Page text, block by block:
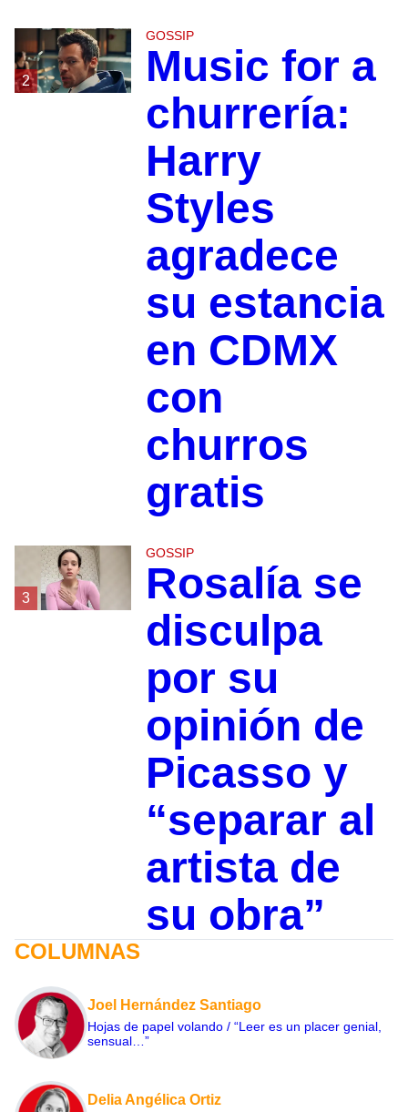
2
GOSSIP
Music for a
churrería:
Harry
Styles
agradece
su estancia
en CDMX
con
churros
gratis
3
GOSSIP
Rosalía se
disculpa
por su
opinión de
Picasso y
“separar al
artista de
su obra”
COLUMNAS
Joel Hernández Santiago
Hojas de papel volando / “Leer es un placer genial,
sensual…”
Delia Angélica Ortiz